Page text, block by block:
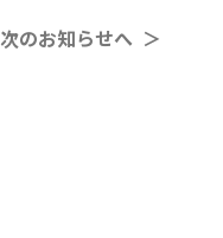
次のお知らせへ ＞